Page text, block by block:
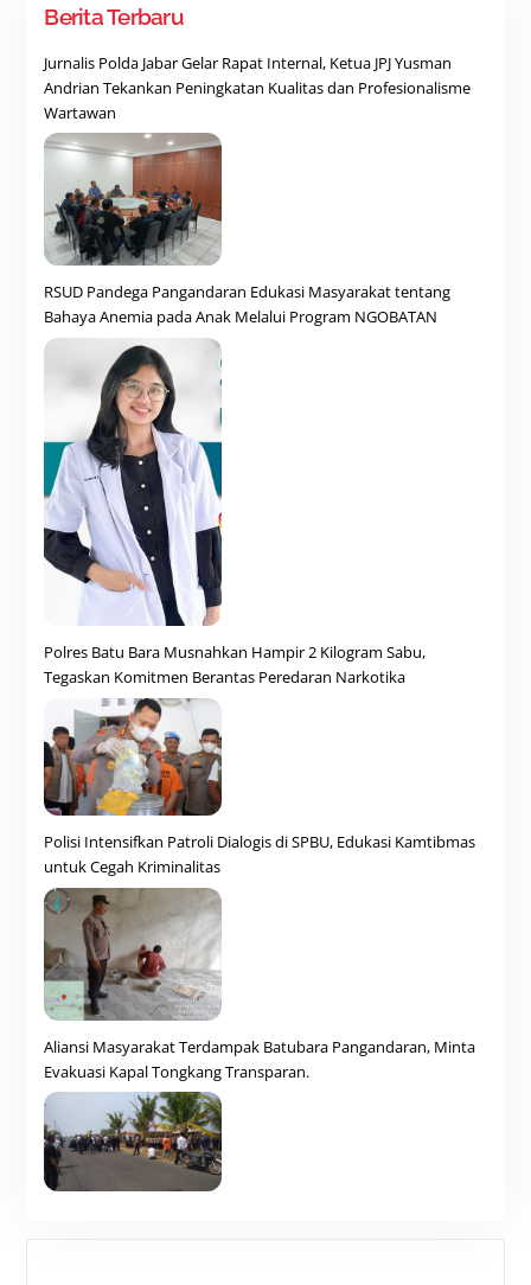
Berita Terbaru
Jurnalis Polda Jabar Gelar Rapat Internal, Ketua JPJ Yusman
Andrian Tekankan Peningkatan Kualitas dan Profesionalisme
Wartawan
RSUD Pandega Pangandaran Edukasi Masyarakat tentang
Bahaya Anemia pada Anak Melalui Program NGOBATAN
Polres Batu Bara Musnahkan Hampir 2 Kilogram Sabu,
Tegaskan Komitmen Berantas Peredaran Narkotika
Polisi Intensifkan Patroli Dialogis di SPBU, Edukasi Kamtibmas
untuk Cegah Kriminalitas
Aliansi Masyarakat Terdampak Batubara Pangandaran, Minta
Evakuasi Kapal Tongkang Transparan.